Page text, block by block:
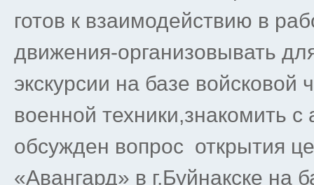
готов к взаимодействию в
движения-организовывать
экскурсии на базе войсковой
военной техники,знакомить
обсужден вопрос открытия
«Авангард» в г.Буйнакске на